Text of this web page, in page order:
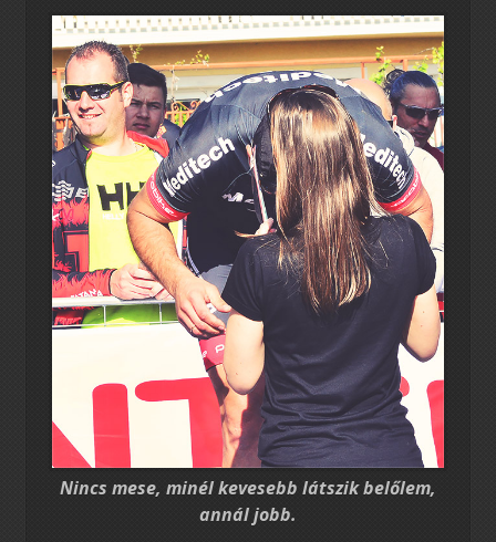
Nincs mese, minél kevesebb látszik belőlem,
annál jobb.